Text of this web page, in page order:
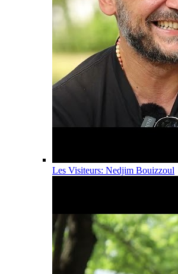
Les Visiteurs: Nedjim Bouizzoul